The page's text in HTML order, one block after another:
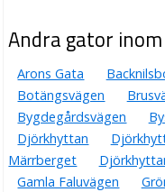
Andra gator
Arons Gata
Botängsvägen
Bygdegårdsvägen
Djörkhyttan
Märrberget
Gamla Faluvägen